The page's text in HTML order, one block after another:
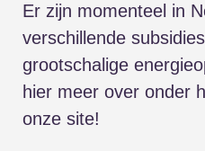
Er zijn momenteel in
verschillende
grootschalige
hier meer over onder
onze site!